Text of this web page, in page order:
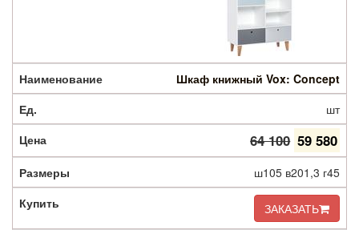
Шкаф книжный Vox: Concept
шт
64 100 59 580
ш105 в201,3 г45
ЗАКАЗАТЬ